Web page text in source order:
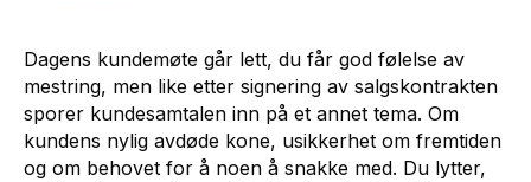
Dagens kundemøte går lett, du får god følelse av
mestring, men like etter signering av salgskontrakten
sporer kundesamtalen inn på et annet tema. Om
kundens nylig avdøde kone, usikkerhet om fremtiden
og om behovet for å noen å snakke med. Du lytter,